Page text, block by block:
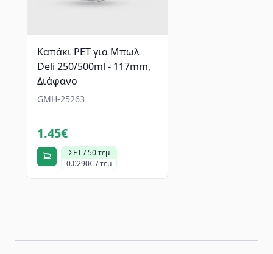
Καπάκι PET για Μπωλ
Deli 250/500ml - 117mm,
Διάφανο
GMH-25263
1.45€
ΣΕΤ / 50 τεμ
0.0290€ / τεμ